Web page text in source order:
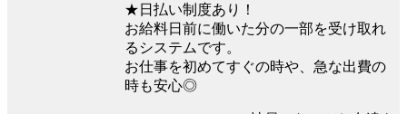
★日払い制度あり！
お給料日前に働いた分の一部を受け取れ
るシステムです。
お仕事を初めてすぐの時や、急な出費の
時も安心◎